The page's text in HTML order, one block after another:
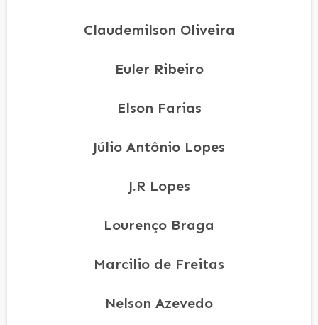
Claudemilson Oliveira
Euler Ribeiro
Elson Farias
Júlio Antônio Lopes
J.R Lopes
Lourenço Braga
Marcilio de Freitas
Nelson Azevedo